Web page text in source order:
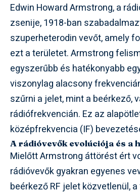
Edwin Howard Armstrong, a
zsenije, 1918-ban
szuperheterodin vevőt, amely
ezt a területet. Armstrong
egyszerűbb és hatékonyabb
viszonylag alacsony
szűrni a jelet, mint a beérkező,
rádiófrekvencián. Ez az
középfrekvencia (IF)
A rádióvevők evolúciója és a
Mielőtt Armstrong áttörést ért
rádióvevők gyakran egyenes
beérkező RF jelet közvetlenül,